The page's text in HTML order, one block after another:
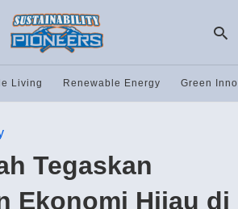
Living Renewable Energy Green
Tegaskan
Ekonomi Hijau di